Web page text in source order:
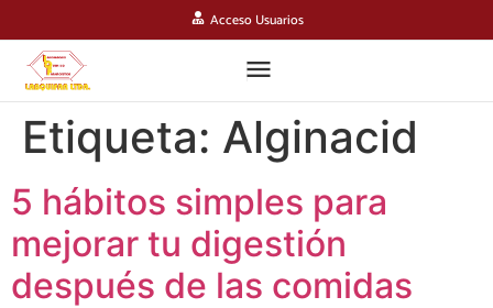
Acceso Usuarios
Etiqueta: Alginacid
5 hábitos simples para
mejorar tu digestión
después de las comidas